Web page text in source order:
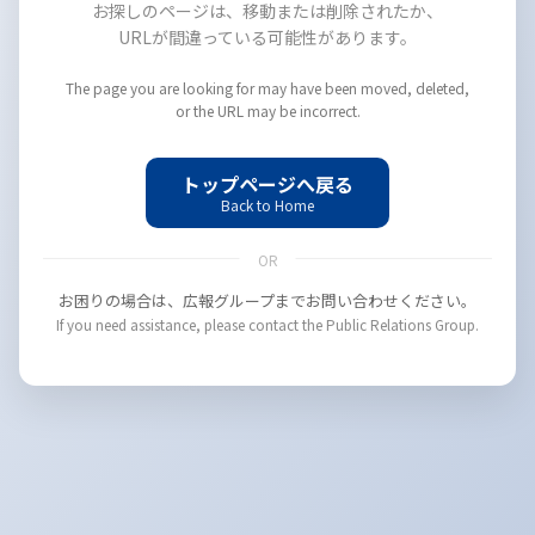
お探しのページは、移動または削除されたか、
URLが間違っている可能性があります。
The page you are looking for may have been moved, deleted,
or the URL may be incorrect.
トップページへ戻る
Back to Home
OR
お困りの場合は、広報グループまでお問い合わせください。
If you need assistance, please contact the Public Relations Group.